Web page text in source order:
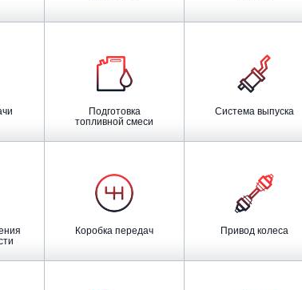
Подготовка
топливной смеси
Система выпуска
Коробка передач Привод колеса